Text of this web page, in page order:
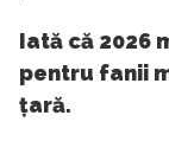
Iată că 2026
pentru fanii
țară.